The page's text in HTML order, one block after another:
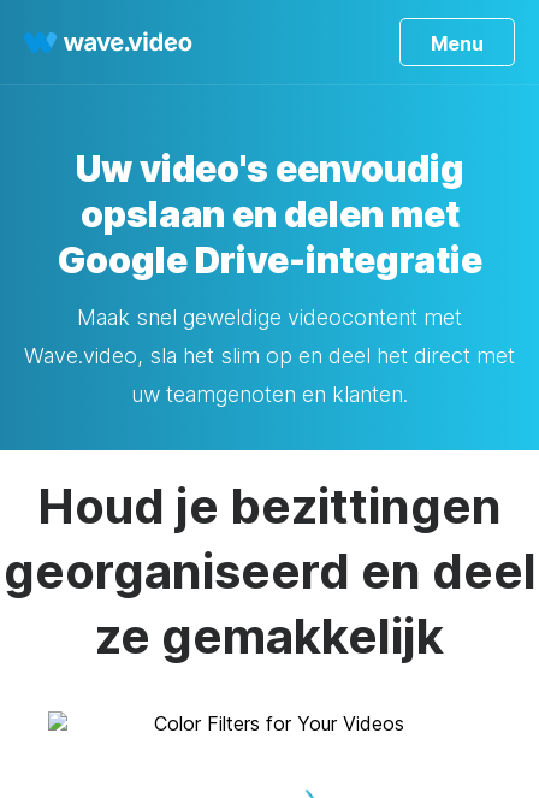
Menu
Uw video's eenvoudig
opslaan en delen met
Google Drive-integratie
Maak snel geweldige videocontent met
Wave.video, sla het slim op en deel het direct met
uw teamgenoten en klanten.
Houd je bezittingen
georganiseerd en deel
ze gemakkelijk